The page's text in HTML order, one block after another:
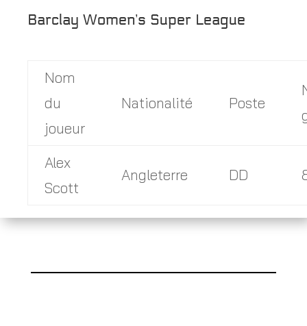
Barclay Women’s Super League
Nom
du
joueur
Nationalité Poste
Alex
Scott
Angleterre DD